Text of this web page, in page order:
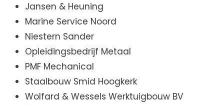
Jansen & Heuning
Marine Service Noord
Niestern Sander
Opleidingsbedrijf Metaal
PMF Mechanical
Staalbouw Smid Hoogkerk
Wolfard & Wessels Werktuigbouw BV